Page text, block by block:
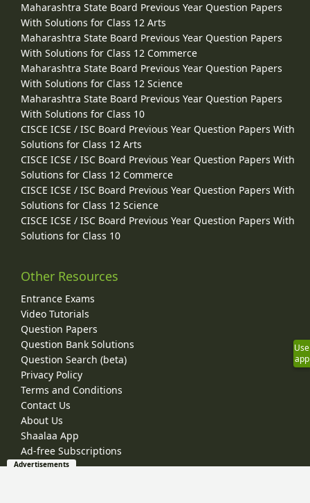
Maharashtra State Board Previous Year Question Papers
With Solutions for Class 12 Arts
Maharashtra State Board Previous Year Question Papers
With Solutions for Class 12 Commerce
Maharashtra State Board Previous Year Question Papers
With Solutions for Class 12 Science
Maharashtra State Board Previous Year Question Papers
With Solutions for Class 10
CISCE ICSE / ISC Board Previous Year Question Papers With
Solutions for Class 12 Arts
CISCE ICSE / ISC Board Previous Year Question Papers With
Solutions for Class 12 Commerce
CISCE ICSE / ISC Board Previous Year Question Papers With
Solutions for Class 12 Science
CISCE ICSE / ISC Board Previous Year Question Papers With
Solutions for Class 10
Other Resources
Entrance Exams
Video Tutorials
Question Papers
Question Bank Solutions
Question Search (beta)
Privacy Policy
Terms and Conditions
Contact Us
About Us
Shaalaa App
Ad-free Subscriptions
Use
app
Advertisements